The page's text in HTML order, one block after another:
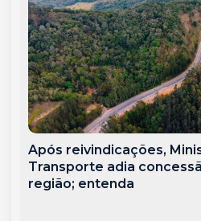
Após reivindicações,
Transporte adia
região; entenda